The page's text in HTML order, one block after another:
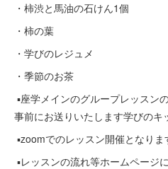
・柿渋と馬油の石けん1個
・柿の葉
・学びのレジュメ
・季節のお茶
▪️座学メインのグループレッスン
事前にお送りいたします学びの
▪️zoomでのレッスン開催となりま
▪️レッスンの流れ等ホームページ